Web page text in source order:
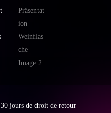
30 jours de droit de retour